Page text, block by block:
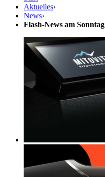
Aktuelles›
News›
Flash-News am Sonntag